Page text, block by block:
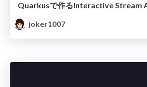
Quarkusで作るInteractive Stream
joker1007